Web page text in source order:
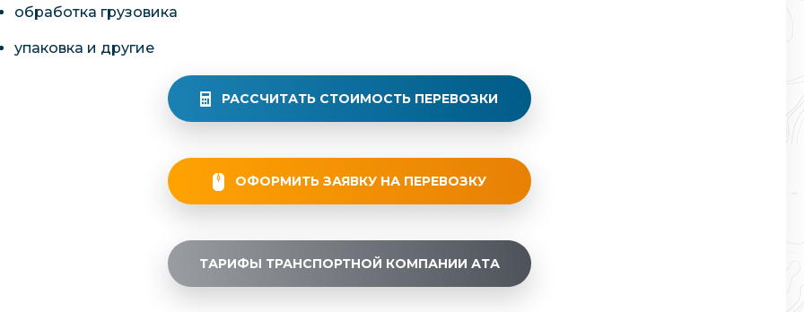
обработка грузовика
упаковка и другие
РАССЧИТАТЬ СТОИМОСТЬ ПЕРЕВОЗКИ
ОФОРМИТЬ ЗАЯВКУ НА ПЕРЕВОЗКУ
ТАРИФЫ ТРАНСПОРТНОЙ КОМПАНИИ АТА